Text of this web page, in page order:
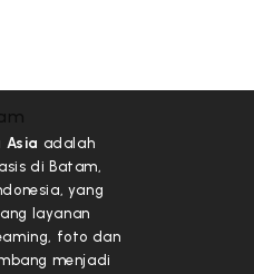
Asia adalah
di Batam,
yang
layanan
foto dan
menjadi